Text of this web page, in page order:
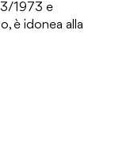
1973 e
è idonea alla